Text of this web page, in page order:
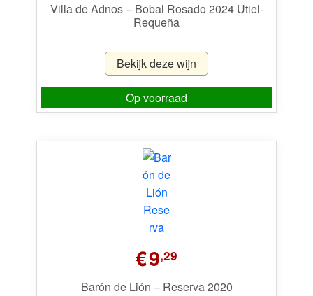
Villa de Adnos – Bobal Rosado 2024 Utiel-
Requeña
Bekijk deze wijn
Op voorraad
€9,29
Barón de Lión – Reserva 2020